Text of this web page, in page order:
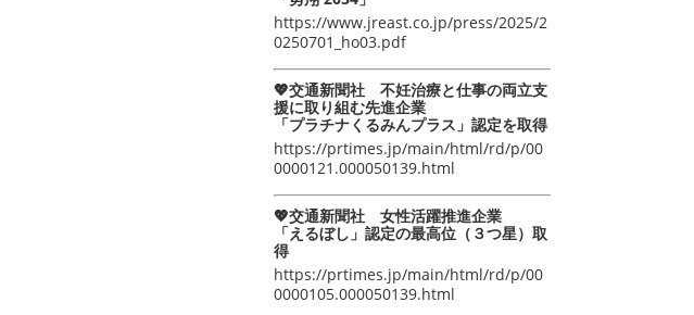
https://www.jreast.co.jp/press/2025/2
0250701_ho03.pdf
💖交通新聞社 不妊治療と仕事の両立支
援に取り組む先進企業
「プラチナくるみんプラス」認定を取得
https://prtimes.jp/main/html/rd/p/00
0000121.000050139.html
💖交通新聞社 女性活躍推進企業
「えるぼし」認定の最高位（３つ星）取
得
https://prtimes.jp/main/html/rd/p/00
0000105.000050139.html